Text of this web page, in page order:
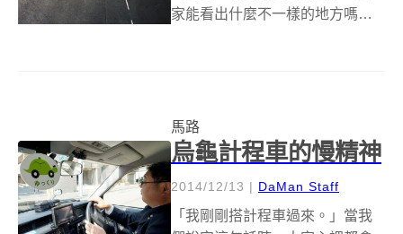
家能看出什麼不一樣的地方嗎？
他的地面交通標線，一切看來是
如此的正常和諧，...
馬路
烏龜計程車的慢精神
2014/12/13 | DaMan Staff
「我剛剛搭計程車過來。」當我